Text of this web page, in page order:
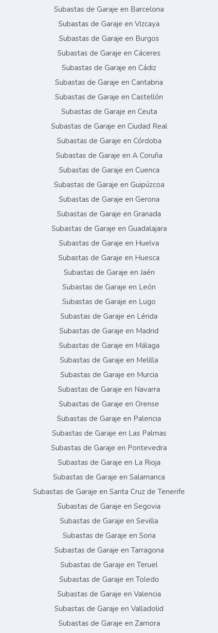
Subastas de Garaje en Barcelona
Subastas de Garaje en Vizcaya
Subastas de Garaje en Burgos
Subastas de Garaje en Cáceres
Subastas de Garaje en Cádiz
Subastas de Garaje en Cantabria
Subastas de Garaje en Castellón
Subastas de Garaje en Ceuta
Subastas de Garaje en Ciudad Real
Subastas de Garaje en Córdoba
Subastas de Garaje en A Coruña
Subastas de Garaje en Cuenca
Subastas de Garaje en Guipúzcoa
Subastas de Garaje en Gerona
Subastas de Garaje en Granada
Subastas de Garaje en Guadalajara
Subastas de Garaje en Huelva
Subastas de Garaje en Huesca
Subastas de Garaje en Jaén
Subastas de Garaje en León
Subastas de Garaje en Lugo
Subastas de Garaje en Lérida
Subastas de Garaje en Madrid
Subastas de Garaje en Málaga
Subastas de Garaje en Melilla
Subastas de Garaje en Murcia
Subastas de Garaje en Navarra
Subastas de Garaje en Orense
Subastas de Garaje en Palencia
Subastas de Garaje en Las Palmas
Subastas de Garaje en Pontevedra
Subastas de Garaje en La Rioja
Subastas de Garaje en Salamanca
Subastas de Garaje en Santa Cruz de Tenerife
Subastas de Garaje en Segovia
Subastas de Garaje en Sevilla
Subastas de Garaje en Soria
Subastas de Garaje en Tarragona
Subastas de Garaje en Teruel
Subastas de Garaje en Toledo
Subastas de Garaje en Valencia
Subastas de Garaje en Valladolid
Subastas de Garaje en Zamora